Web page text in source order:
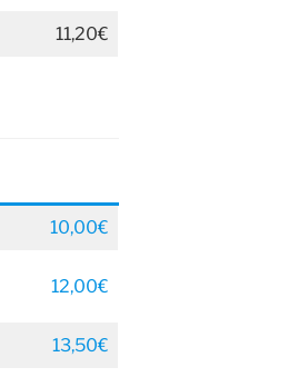
11,20€
10,00€
12,00€
13,50€